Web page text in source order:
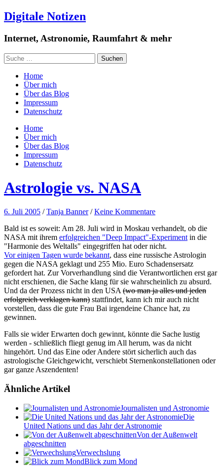
Digitale Notizen
Internet, Astronomie, Raumfahrt & mehr
Home
Über mich
Über das Blog
Impressum
Datenschutz
Home
Über mich
Über das Blog
Impressum
Datenschutz
Astrologie vs. NASA
6. Juli 2005 /Tanja Banner /Keine Kommentare
Bald ist es soweit: Am 28. Juli wird in Moskau verhandelt, ob die
NASA mit ihrem erfolgreichen "Deep Impact"-Experimentin die
"Harmonie des Weltalls" eingegriffen hat oder nicht.
Vor einigen Tagen wurde bekannt, dass eine russische Astrologin
gegen die NASA geklagt und 255 Mio. Euro Schadensersatz
gefordert hat. Zur Vorverhandlung sind die Verantwortlichen erst gar
nicht erschienen, die Sache klang für sie wahrscheinlich zu absurd.
Und da der Prozess nicht in den USA(wo man ja alles und jeden
erfolgreich verklagen kann) stattfindet, kann ich mir auch nicht
vorstellen, dass die gute Frau Bai irgendeine Chance hat, zu
gewinnen.
Falls sie wider Erwarten doch gewinnt, könnte die Sache lustig
werden - schließlich fliegt genug im All herum, was da nicht
hingehört. Und das Eine oder Andere stört sicherlich auch das
astrologische Gleichgewicht, verschiebt Sternenkonstellationen oder
gar ganze Aszendenten!
Ähnliche Artikel
Journalisten und Astronomie
Die
United Nations und das Jahr der Astronomie
Von der Außenwelt
abgeschnitten
Verwechslung
Blick zum Mond